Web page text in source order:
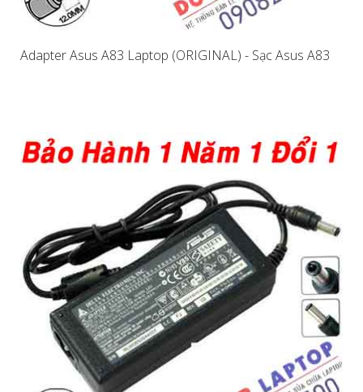
Adapter Asus A83 Laptop (ORIGINAL) - Sạc Asus A83